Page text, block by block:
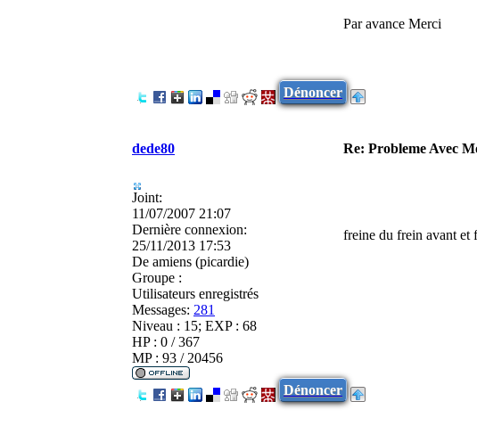
Par avance Merci
Dénoncer
dede80 Re: Probleme Avec
Joint:
11/07/2007 21:07
Dernière connexion:
25/11/2013 17:53
De amiens (picardie)
Groupe :
Utilisateurs enregistrés
Messages: 281
Niveau : 15; EXP : 68
HP : 0 / 367
MP : 93 / 20456
freine du frein avant et
Dénoncer